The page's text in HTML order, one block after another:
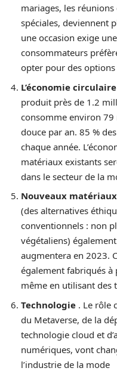
mariages, les
spéciales, deviennent
une occasion exige
consommateurs
opter pour des options
L’économie circulaire
produit près de 1.2
consomme environ 79
douce par an. 85 %
chaque année.
matériaux existants
dans le secteur de la
Nouveaux matériaux
(des alternatives
conventionnels : non
végétaliens)
augmentera en 2023.
également fabriqués
même en utilisant des
Technologie . Le rôle
du Metaverse, de la
technologie cloud et
numériques, vont
l’industrie de la mode